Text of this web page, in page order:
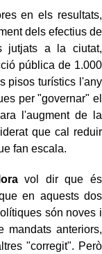
en els resultats,
dels efectius de
jutjats a la ciutat,
pública de 1.000
pisos turístics l'any
per "governar" el
l'augment de la
que cal reduir
fan escala.
vol dir que és
en aquests dos
són noves i
mandats anteriors,
"corregit". Però